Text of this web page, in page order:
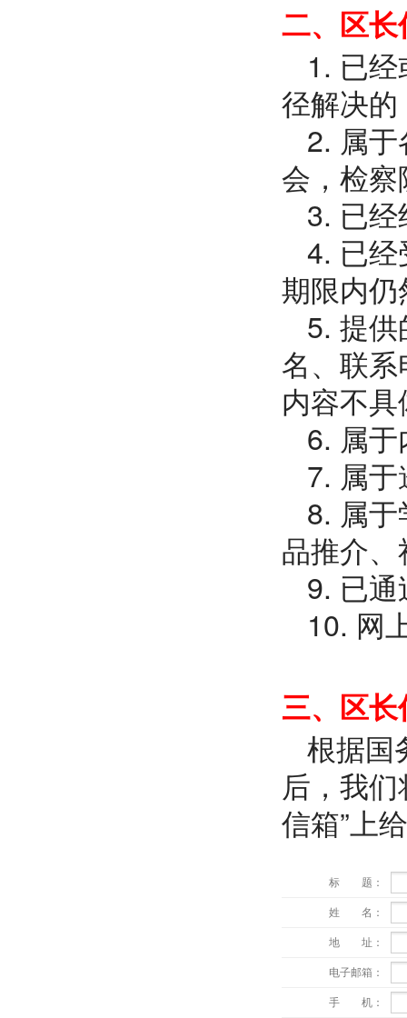
二、区
1. 已
径解决的
2. 属
会，检
3. 已
4. 已
期限内
5. 提
名、联
内容不
6. 属
7. 属
8. 属
品推介
9. 已
10. 网
三、区
根据国
后，我
信箱”上
标 题：
姓 名：
地 址：
电子邮箱：
手 机：